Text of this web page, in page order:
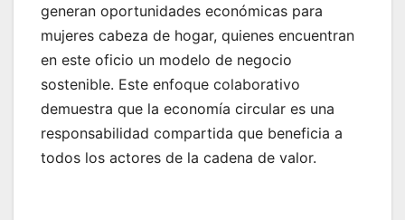
generan oportunidades económicas para
mujeres cabeza de hogar, quienes encuentran
en este oficio un modelo de negocio
sostenible. Este enfoque colaborativo
demuestra que la economía circular es una
responsabilidad compartida que beneficia a
todos los actores de la cadena de valor.